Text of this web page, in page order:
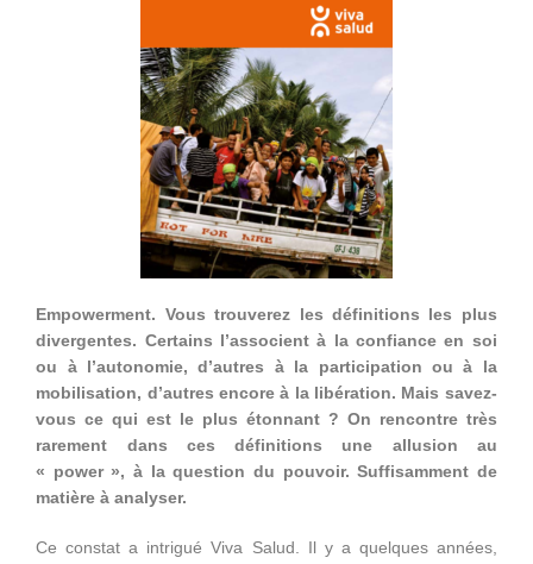
Empowerment. Vous trouverez les définitions les plus
divergentes. Certains l’associent à la confiance en soi
ou à l’autonomie, d’autres à la participation ou à la
mobilisation, d’autres encore à la libération. Mais savez-
vous ce qui est le plus étonnant ? On rencontre très
rarement dans ces définitions une allusion au
« power », à la question du pouvoir.Suffisamment de
matière à analyser.
Ce constat a intrigué Viva Salud. Il y a quelques années,